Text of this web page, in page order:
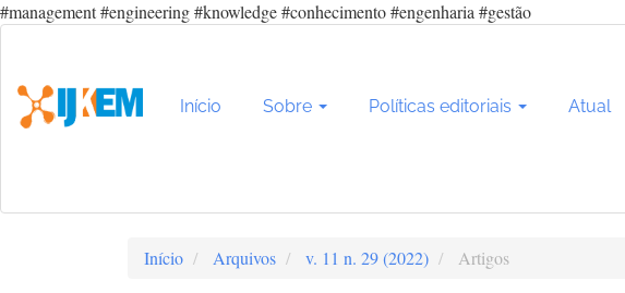
#management #engineering #knowledge #conhecimento #engenharia #gestão
Conteúdo
principal
Barra
Início Sobre Políticas editoriais Atual
Início Arquivos v. 11 n. 29 (2022) Artigos